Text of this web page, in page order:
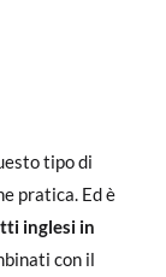
tipo di
pratica. Ed è
inglesi in
con il